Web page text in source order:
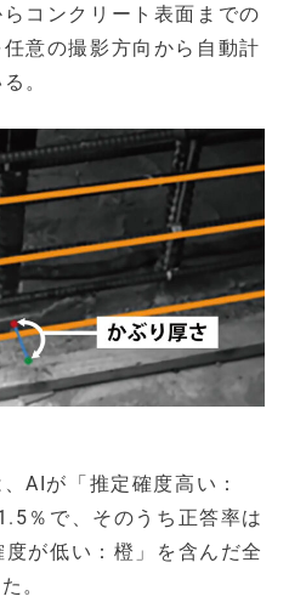
コンクリート表面までの
意の撮影方向から自動計
。
AIが「推定確度高い：
％で、そのうち正答率は
が低い：橙」を含んだ全
。